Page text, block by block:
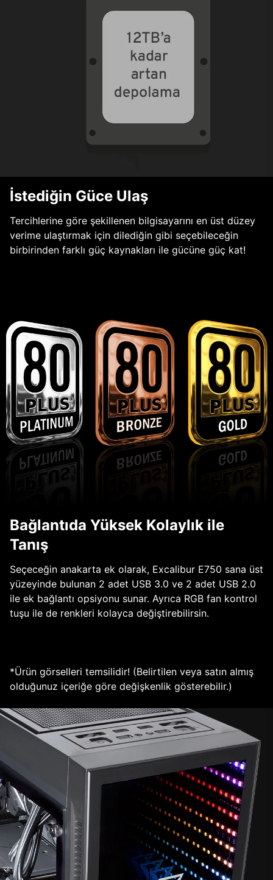
İstediğin Güce Ulaş
Tercihlerine göre şekillenen bilgisayarını en üst düzey
verime ulaştırmak için dilediğin gibi seçebileceğin
birbirinden farklı güç kaynakları ile gücüne güç kat!
Bağlantıda Yüksek Kolaylık ile
Tanış
Seçeceğin anakarta ek olarak, Excalibur E750 sana üst
yüzeyinde bulunan 2 adet USB 3.0 ve 2 adet USB 2.0
ile ek bağlantı opsiyonu sunar. Ayrıca RGB fan kontrol
tuşu ile de renkleri kolayca değiştirebilirsin.
*Ürün görselleri temsilidir! (Belirtilen veya satın almış
olduğunuz içeriğe göre değişkenlik gösterebilir.)